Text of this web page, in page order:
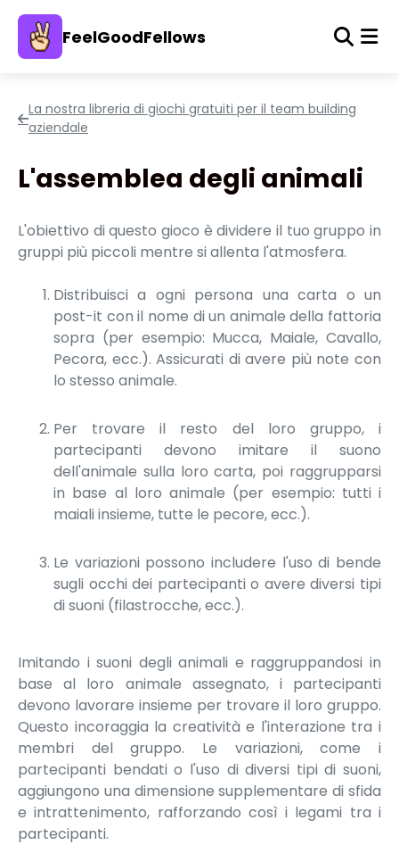
FeelGoodFellows
La nostra libreria di giochi gratuiti per il team building
aziendale
L'assemblea degli animali
L'obiettivo di questo gioco è dividere il tuo gruppo in
gruppi più piccoli mentre si allenta l'atmosfera.
Distribuisci a ogni persona una carta o un
post-it con il nome di un animale della fattoria
sopra (per esempio: Mucca, Maiale, Cavallo,
Pecora, ecc.). Assicurati di avere più note con
lo stesso animale.
Per trovare il resto del loro gruppo, i
partecipanti devono imitare il suono
dell'animale sulla loro carta, poi raggrupparsi
in base al loro animale (per esempio: tutti i
maiali insieme, tutte le pecore, ecc.).
Le variazioni possono includere l'uso di bende
sugli occhi dei partecipanti o avere diversi tipi
di suoni (filastrocche, ecc.).
Imitando i suoni degli animali e raggruppandosi in
base al loro animale assegnato, i partecipanti
devono lavorare insieme per trovare il loro gruppo.
Questo incoraggia la creatività e l'interazione tra i
membri del gruppo. Le variazioni, come i
partecipanti bendati o l'uso di diversi tipi di suoni,
aggiungono una dimensione supplementare di sfida
e intrattenimento, rafforzando così i legami tra i
partecipanti.